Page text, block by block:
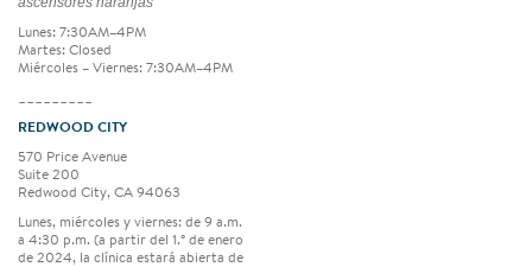
Lunes: 7:30AM–4PM
Martes: Closed
Miércoles – Viernes: 7:30AM–4PM
REDWOOD CITY
570 Price Avenue
Suite 200
Redwood City, CA 94063
Lunes, miércoles y viernes: de 9 a.m.
a 4:30 p.m. (a partir del 1.° de enero
de 2024, la clínica estará abierta de